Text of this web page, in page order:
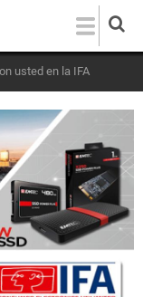
usted en la IFA